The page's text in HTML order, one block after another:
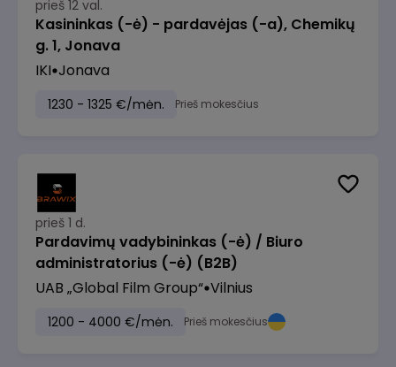
prieš 12 val.
Kasininkas (-ė) - pardavėjas (-a), Chemikų
g. 1, Jonava
IKI Jonava
1230 - 1325 €/mėn. Prieš mokesčius
prieš 1 d.
Pardavimų vadybininkas (-ė) / Biuro
administratorius (-ė) (B2B)
UAB „Global Film Group“ Vilnius
1200 - 4000 €/mėn. Prieš mokesčius